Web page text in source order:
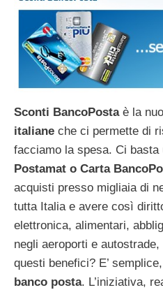
Sconti BancoPostaè la
italiane che ci permette di
facciamo la spesa. Ci basta
Postamat o Carta
acquisti presso migliaia di
tutta Italia e avere così
elettronica, alimentari,
negli aeroporti e
questi benefici? E’
banco posta. L’iniziativa,